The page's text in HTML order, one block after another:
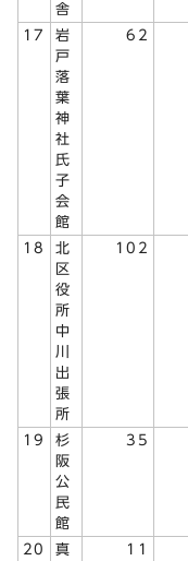
舎
17
岩
戸
落
葉
神
社
氏
子
会
館
62
18
北
区
役
所
中
川
出
張
所
102
19
杉
阪
公
民
館
35
20
真
11